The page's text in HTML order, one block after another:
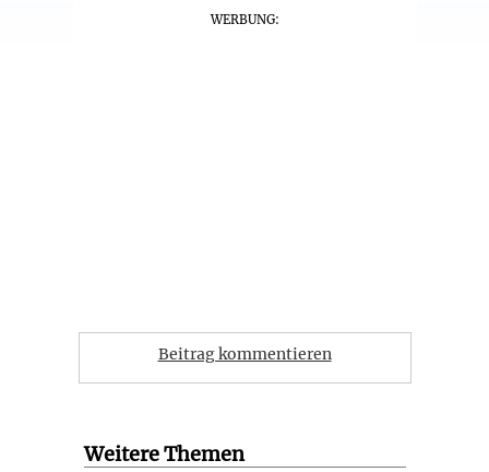
WERBUNG:
Beitrag kommentieren
Weitere Themen